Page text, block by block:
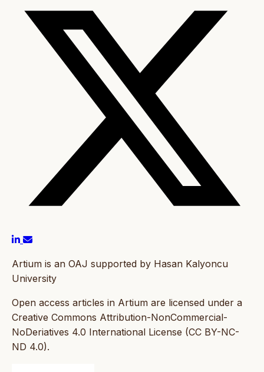
Artium is an OAJ supported by Hasan Kalyoncu
University
Open access articles in Artium are licensed under a
Creative Commons Attribution-NonCommercial-
NoDeriatives 4.0 International License (CC BY-NC-
ND 4.0).